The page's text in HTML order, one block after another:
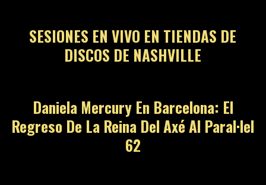
SESIONES EN VIVO EN TIENDAS DE
DISCOS DE NASHVILLE
Daniela Mercury En Barcelona: El
Regreso De La Reina Del Axé Al Paral·lel
62